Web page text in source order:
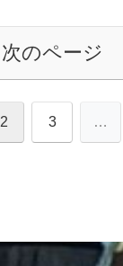
次のページ
2 3 …